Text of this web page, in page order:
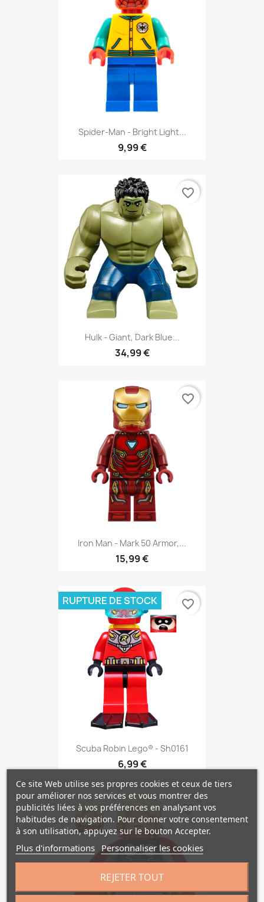
Spider-Man - Bright Light...
9,99 €
Hulk - Giant, Dark Blue...
34,99 €
favorite_border
Iron Man - Mark 50 Armor,...
15,99 €
favorite_border
Scuba Robin Lego® - Sh0161
6,99 €
RUPTURE DE STOCK favorite_border
favorite_border
Ce site Web utilise ses propres cookies et ceux de tiers
pour améliorer nos services et vous montrer des
publicités liées à vos préférences en analysant vos
habitudes de navigation. Pour donner votre consentement
à son utilisation, appuyez sur le bouton Accepter.
Plus d'informations Personnaliser les cookies
REJETER TOUT